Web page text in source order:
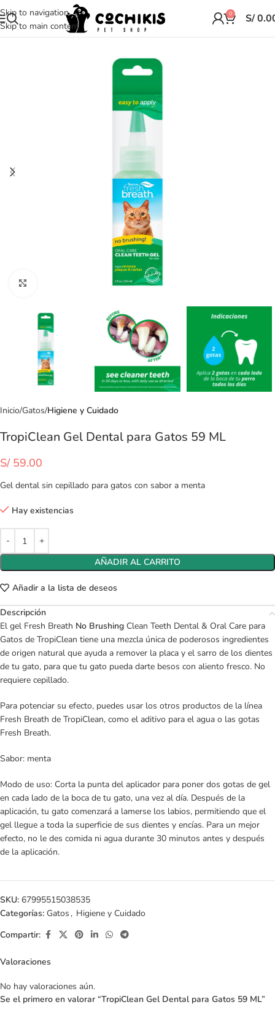
Skip to navigation
Skip to main content
0 S/
Inicio Gatos Higiene y Cuidado
TropiClean Gel Dental para Gatos 59 ML
S/59.00
Gel dental sin cepillado para gatos con sabor a menta
Hay existencias
AÑADIR AL CARRITO
Añadir a la lista de deseos
Descripción
El gel Fresh Breath No Brushing Clean Teeth Dental & Oral Care para
Gatos de TropiClean tiene una mezcla única de poderosos ingredientes
de origen natural que ayuda a remover la placa y el sarro de los dientes
de tu gato, para que tu gato pueda darte besos con aliento fresco. No
requiere cepillado.
Para potenciar su efecto, puedes usar los otros productos de la línea
Fresh Breath de TropiClean, como el aditivo para el agua o las gotas
Fresh Breath.
Sabor: menta
Modo de uso: Corta la punta del aplicador para poner dos gotas de gel
en cada lado de la boca de tu gato, una vez al día. Después de la
aplicación, tu gato comenzará a lamerse los labios, permitiendo que el
gel llegue a toda la superficie de sus dientes y encías. Para un mejor
efecto, no le des comida ni agua durante 30 minutos antes y después
de la aplicación.
SKU: 67995515038535
Categorías: Gatos , Higiene y Cuidado
Compartir:
Valoraciones
No hay valoraciones aún.
Se el primero en valorar “TropiClean Gel Dental para Gatos 59 ML”